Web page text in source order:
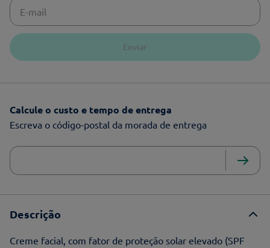
Enviar
Calcule o custo e tempo de entrega
Escreva o código-postal da morada de entrega
Descrição
Creme facial, com fator de proteção solar elevado (SPF